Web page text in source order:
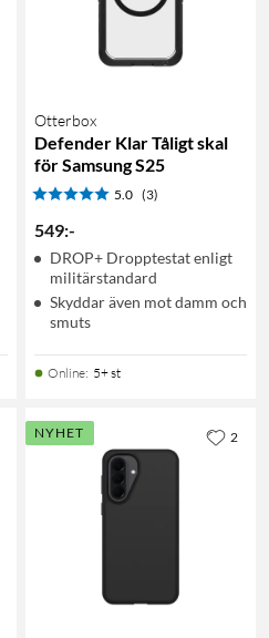
Otterbox
Defender Klar Tåligt skal
för Samsung S25
5.0 (3)
549:-
DROP+ Dropptestat enligt
militärstandard
Skyddar även mot damm och
smuts
Online: 5+ st
NYHET 2